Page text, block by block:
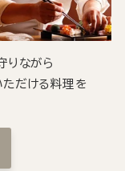
りながら
ただける料理を